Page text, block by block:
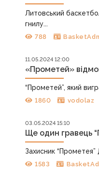
Литовський
гнилу...
788
11.05.2024 12:00
«Прометей»
“Прометей”, який
1860 vodolaz
03.05.2024 15:10
Ще один гравець
Захисник
1583